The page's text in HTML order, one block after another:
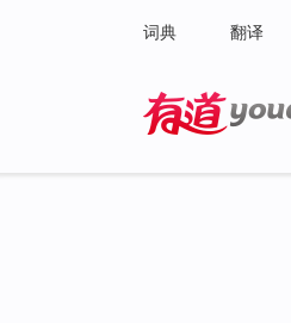
词典 翻译